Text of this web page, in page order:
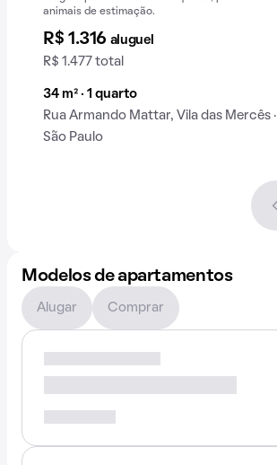
animais de estimação.
R$ 1.316 aluguel
R$ 1.477 total
34 m² · 1 quarto
Rua Armando Mattar, Vila das Mercês ·
São Paulo
Modelos de apartamentos
Alugar Comprar